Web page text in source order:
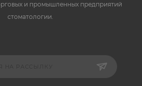
и промышленных предприятий
стоматологии.